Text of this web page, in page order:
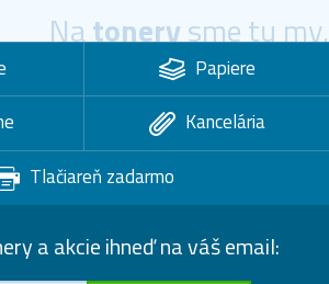
Natonerysme tu my.
Papiere
Kancelária
Tlačiareň zadarmo
a akcie ihneď na váš email: